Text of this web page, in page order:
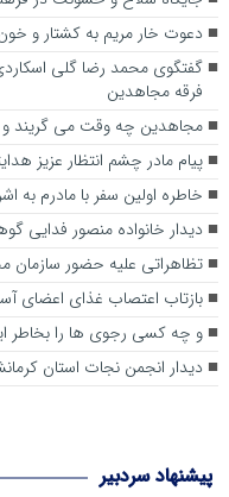
دعوت خار مریم به کشتار و
گفتگوی محمد رضا گلی
فرقه مجاهدین
مجاهدین چه وقت می گریند
پیام مادر چشم انتظار عزیز
خاطره اولین سفر با مادرم به اشرف
دیدار خانواده منصور فدایی
تظاهراتی علیه حضور سازمان
بازتاب اعتصاب غذای اعضای
و چه کسی رجوی ها را بخاطر
دیدار انجمن نجات استان
پیشنهاد سردبیر